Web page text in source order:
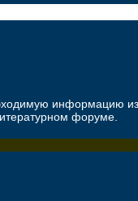
информацию из
форуме.